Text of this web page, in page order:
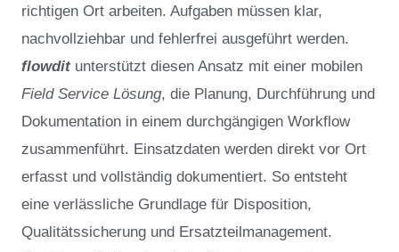
richtigen Ort arbeiten. Aufgaben müssen klar,
nachvollziehbar und fehlerfrei ausgeführt werden.
flowditunterstützt diesen Ansatz mit einer mobilen
Field Service Lösung, die Planung, Durchführung und
Dokumentation in einem durchgängigen Workflow
zusammenführt. Einsatzdaten werden direkt vor Ort
erfasst und vollständig dokumentiert. So entsteht
eine verlässliche Grundlage für Disposition,
Qualitätssicherung und Ersatzteilmanagement.